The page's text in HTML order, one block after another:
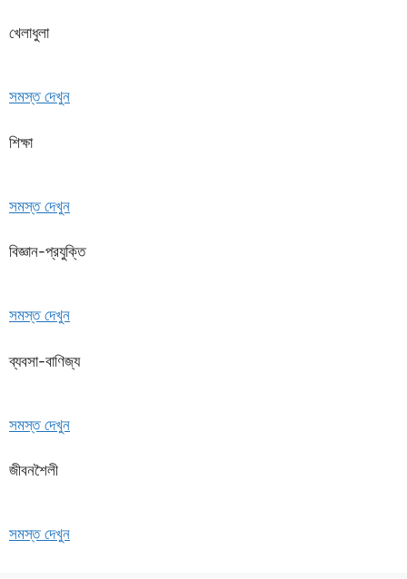
খেলাধুলা
সমস্ত দেখুন
শিক্ষা
সমস্ত দেখুন
বিজ্ঞান-প্রযুক্তি
সমস্ত দেখুন
ব্যবসা-বাণিজ্য
সমস্ত দেখুন
জীবনশৈলী
সমস্ত দেখুন